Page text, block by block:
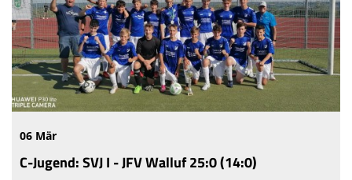
06 Mär
C-Jugend: SVJ I - JFV Walluf 25:0 (14:0)